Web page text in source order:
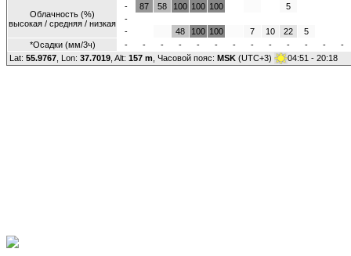
Облачность (%)
высокая / средняя / низкая
-
-
-
87 58 100
48
100
100
100
100 7 10
5
22
5
*Осадки (мм/3ч)
- - - - - - - - - - - -
-
Lat: 55.9767 , Lon: 37.7019 Alt: 157 m , Часовой пояс: MSK (UTC+3) 04:51 - 20:18